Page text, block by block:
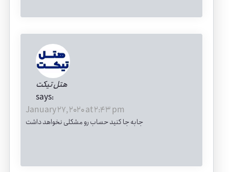
هتل تیکت
says:
January 27, 2020 at 2:43 pm
جابه جا کنید حساب رو مشکلی نخواهد داشت